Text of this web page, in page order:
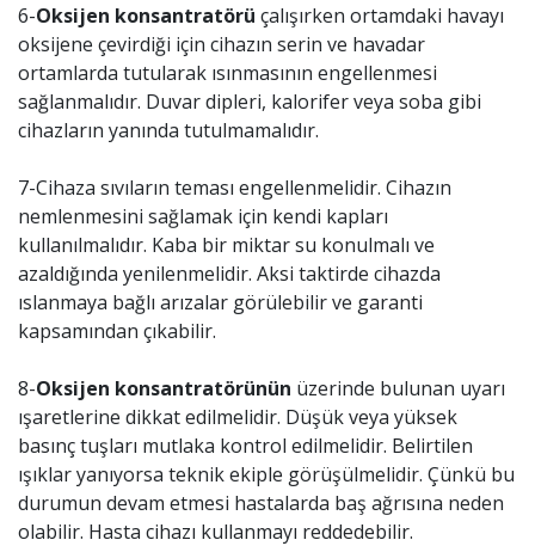
6-Oksijen konsantratörü çalışırken ortamdaki havayı
oksijene çevirdiği için cihazın serin ve havadar
ortamlarda tutularak ısınmasının engellenmesi
sağlanmalıdır. Duvar dipleri, kalorifer veya soba gibi
cihazların yanında tutulmamalıdır.
7-Cihaza sıvıların teması engellenmelidir. Cihazın
nemlenmesini sağlamak için kendi kapları
kullanılmalıdır. Kaba bir miktar su konulmalı ve
azaldığında yenilenmelidir. Aksi taktirde cihazda
ıslanmaya bağlı arızalar görülebilir ve garanti
kapsamından çıkabilir.
8-Oksijen konsantratörünün üzerinde bulunan uyarı
ışaretlerine dikkat edilmelidir. Düşük veya yüksek
basınç tuşları mutlaka kontrol edilmelidir. Belirtilen
ışıklar yanıyorsa teknik ekiple görüşülmelidir. Çünkü bu
durumun devam etmesi hastalarda baş ağrısına neden
olabilir. Hasta cihazı kullanmayı reddedebilir.